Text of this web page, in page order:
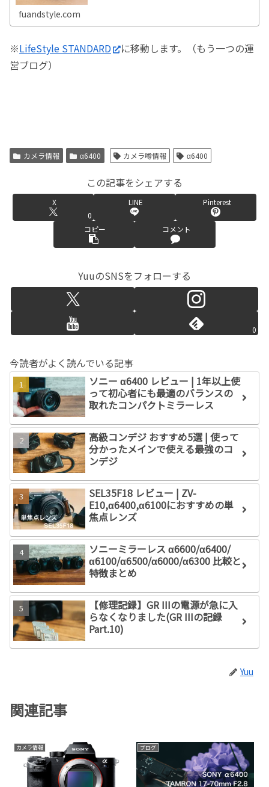
fuandstyle.com
※LifeStyle STANDARD
に移動します。（もう一つの運
営ブログ）
カメラ情報 α6400 カメラ噂情報 α6400
この記事をシェアする
X
0
LINE Pinterest
コピー コメント
YuuのSNSをフォローする
0
今読者がよく読んでいる記事
ソニー α6400 レビュー | 1年以上使
って初心者にも最適のバランスの
取れたコンパクトミラーレス
高級コンデジ おすすめ5選 | 使って
分かったメインで使える最強のコ
ンデジ
SEL35F18 レビュー | ZV-
E10,α6400,α6100におすすめの単
焦点レンズ
ソニーミラーレス α6600/α6400/
α6100/α6500/α6000/α6300 比較と
特徴まとめ
【修理記録】GR IIIの電源が急に入
らなくなりました(GR IIIの記録
Part.10)
Yuu
関連記事
カメラ情報 ブログ